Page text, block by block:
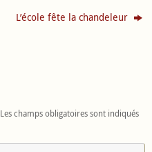
L’école fête la chandeleur
Les champs obligatoires sont indiqués